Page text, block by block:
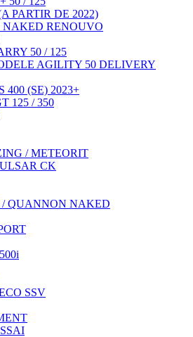
PARTIR DE 2022)
NAKED RENOUVO
50 / 125
AGILITY 50 DELIVERY
400 (SE) 2023+
125 / 350
/ METEORIT
CK
QUANNON NAKED
SSV